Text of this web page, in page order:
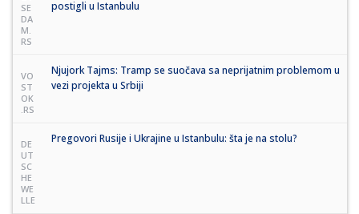
SE
DA
M.
RS
postigli u Istanbulu
VO
ST
OK
.RS
Njujork Tajms: Tramp se suočava sa neprijatnim problemom u
vezi projekta u Srbiji
DE
UT
SC
HE
WE
LLE
Pregovori Rusije i Ukrajine u Istanbulu: šta je na stolu?